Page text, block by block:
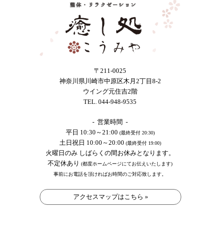
〒211-0025
神奈川県川崎市中原区木月2丁目8-2
ウイング元住吉2階
TEL. 044-948-9535
- 営業時間 -
平日 10:30～21:00 (最終受付 20:30)
土日祝日 10:00～20:00 (最終受付 19:00)
火曜日のみ しばらくの間お休みとなります。
不定休あり (都度ホームページにてお伝えいたします)
事前にお電話を頂ければお時間のご対応致します。
アクセスマップはこちら »